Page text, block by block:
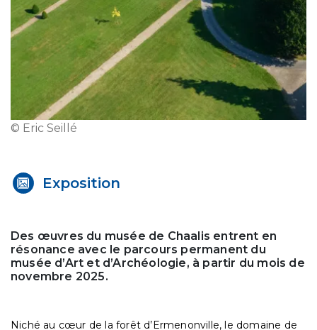
© Eric Seillé
Exposition
Des œuvres du musée de Chaalis entrent en
résonance avec le parcours permanent du
musée d’Art et d’Archéologie, à partir du mois de
novembre 2025.
Niché au cœur de la forêt d’Ermenonville, le domaine de